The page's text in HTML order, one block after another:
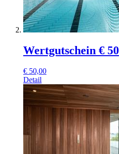
Wertgutschein € 50
€ 50,00
Detail